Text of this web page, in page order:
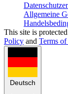
Allgemeine
This site is
Policy and Terms
Deutsch